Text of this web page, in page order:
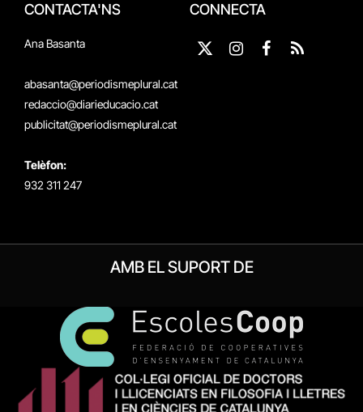
CONTACTA'NS
Ana Basanta
abasanta@periodismeplural.cat
redaccio@diarieducacio.cat
publicitat@periodismeplural.cat
Telèfon:
932 311 247
CONNECTA
X
InstagramFacebook
RSS
AMB EL SUPORT DE